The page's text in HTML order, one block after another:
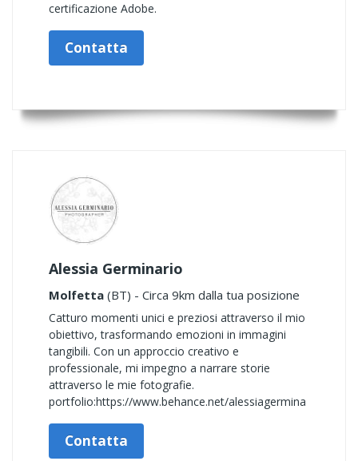
certificazione Adobe.
Contatta
Alessia Germinario
Molfetta (BT) - Circa 9km dalla tua posizione
Catturo momenti unici e preziosi attraverso il mio
obiettivo, trasformando emozioni in immagini
tangibili. Con un approccio creativo e
professionale, mi impegno a narrare storie
attraverso le mie fotografie.
portfolio:https://www.behance.net/alessiagermina
Contatta